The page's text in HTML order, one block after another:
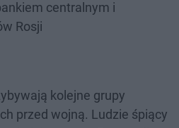
centralnym i
Rosji
kolejne grupy
przed wojną. Ludzie śpiący